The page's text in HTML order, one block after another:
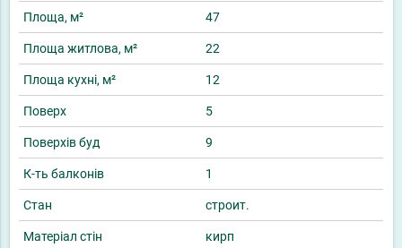
Площа, м² 47
Площа житлова, м² 22
Площа кухні, м² 12
Поверх 5
Поверхів буд 9
К-ть балконів 1
Стан строит.
Матеріал стін кирп